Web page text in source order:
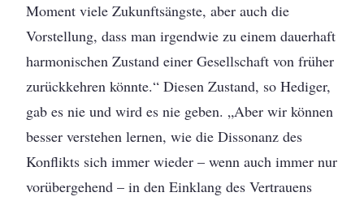
Moment viele Zukunftsängste, aber auch die
Vorstellung, dass man irgendwie zu einem dauerhaft
harmonischen Zustand einer Gesellschaft von früher
zurückkehren könnte.“ Diesen Zustand, so Hediger,
gab es nie und wird es nie geben. „Aber wir können
besser verstehen lernen, wie die Dissonanz des
Konflikts sich immer wieder – wenn auch immer nur
vorübergehend – in den Einklang des Vertrauens